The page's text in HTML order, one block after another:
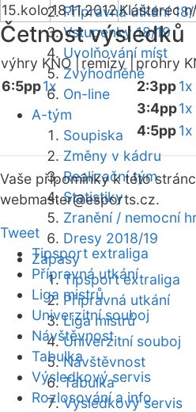
Přípravná utkání 18/
Vstupenky 18/19
Uvolňování míst
Zvýhodněné
On-line
A-tým
Soupiska
Změny v kádru
Realizační tým
Statistiky
Zranění / nemocní
Dresy 2018/19
Zápasy
Tipsport extraliga
Přípravná utkání
Liga mistrů
Univerzitní souboj
Návštěvnost
Tabulka
Výsledkový servis
15.kolo18.11.2012Klášterec
Četnost výsledků
výhry KNO | remízy | prohry
6:5pp1x 2:3pp1x
3:4pp1x
4:5pp1x
Vaše připomínky k této
webmaster@esports.cz.
Tweet
Tipsport extraliga
Přípravná utkání
Liga mistrů
Univerzitní souboj
Návštěvnost
Tabulka
Výsledkový servis
Rozlosování a info